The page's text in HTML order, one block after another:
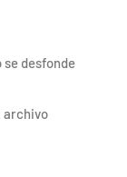
desfonde
archivo